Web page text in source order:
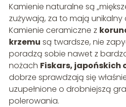
Kamienie naturalne są
zużywają, za to mają
Kamienie ceramiczne z
krzemu są twardsze, nie
poradzą sobie nawet z
nożach Fiskars, japońskich
dobrze sprawdzają się
uzupełnione o drobniejszą
polerowania.